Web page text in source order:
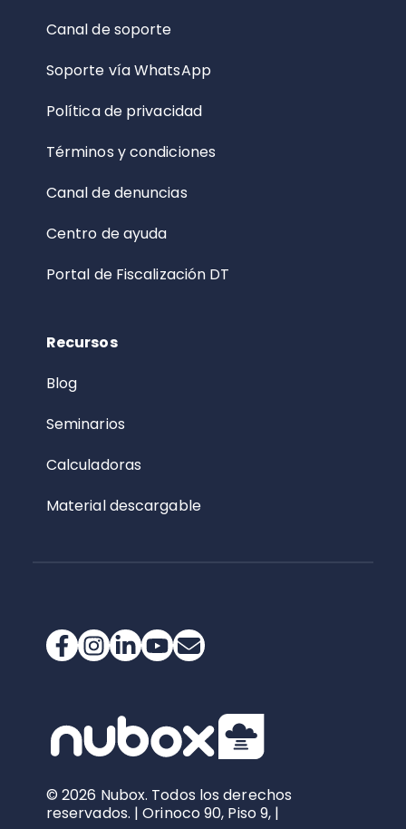
Canal de soporte
Soporte vía WhatsApp
Política de privacidad
Términos y condiciones
Canal de denuncias
Centro de ayuda
Portal de Fiscalización DT
Recursos
Blog
Seminarios
Calculadoras
Material descargable
© 2026 Nubox. Todos los derechos
reservados. | Orinoco 90, Piso 9, |